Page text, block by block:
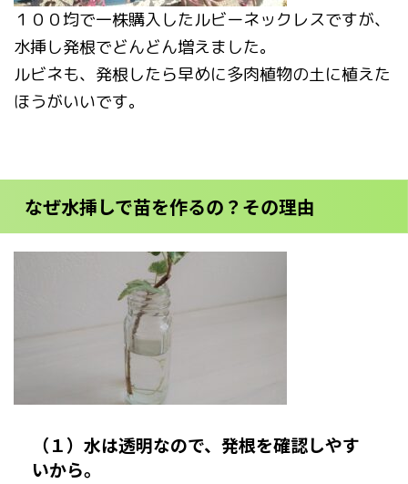
１００均で一株購入したルビーネックレスですが、
水挿し発根でどんどん増えました。
ルビネも、発根したら早めに多肉植物の土に植えた
ほうがいいです。
なぜ水挿しで苗を作るの？その理由
（１）水は透明なので、発根を確認しやす
いから。